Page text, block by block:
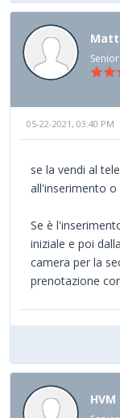
05-22-2021, 03:40 PM
se la vendi al
all'inserimento o
Se è
iniziale e poi
camera per la
prenotazione
HVM